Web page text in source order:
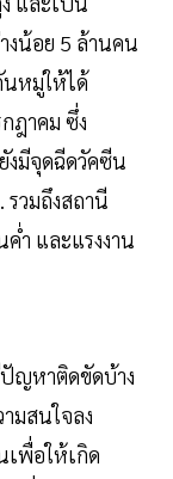
งน้อย 5 ล้านคน
นหมู่ให้ได้
ฎาคม ซึ่ง
งมีจุดฉีดวัคซีน
รวมถึงสถานี
ำ และแรงงาน
ญหาติดขัดบ้าง
มสนใจลง
เพื่อให้เกิด